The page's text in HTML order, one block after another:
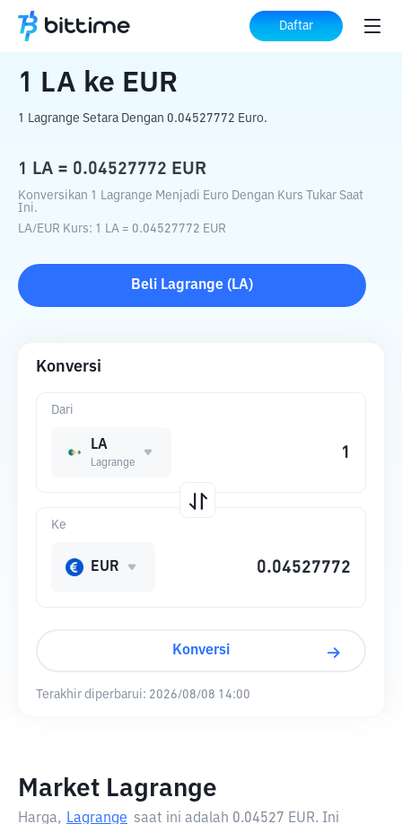
Daftar
Beranda Konverter Kripto
1 LA ke EUR
1 Lagrange Setara Dengan 0.04527772 Euro.
1 LA = 0.04527772 EUR
Konversikan 1 Lagrange Menjadi Euro Dengan Kurs Tukar Saat
Ini.
LA/EUR Kurs: 1 LA = 0.04527772 EUR
Beli Lagrange ( LA)
Konversi
Dari
LA
Lagrange
Ke
EUR
Konversi
Terakhir diperbarui: 2026/08/08 14:00
Market Lagrange
Harga, Lagrange saat ini adalah 0.04527 EUR. Ini